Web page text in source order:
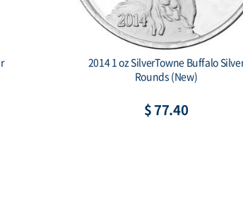
2015 Burundi 5000 Francs 1 oz.
African Lion BU
$ 88.10